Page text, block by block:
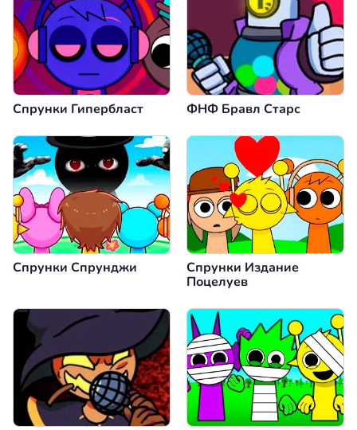
Спрунки Гипербласт ФНФ Бравл Старс
Спрунки Спрунджи
Спрунки Издание
Поцелуев